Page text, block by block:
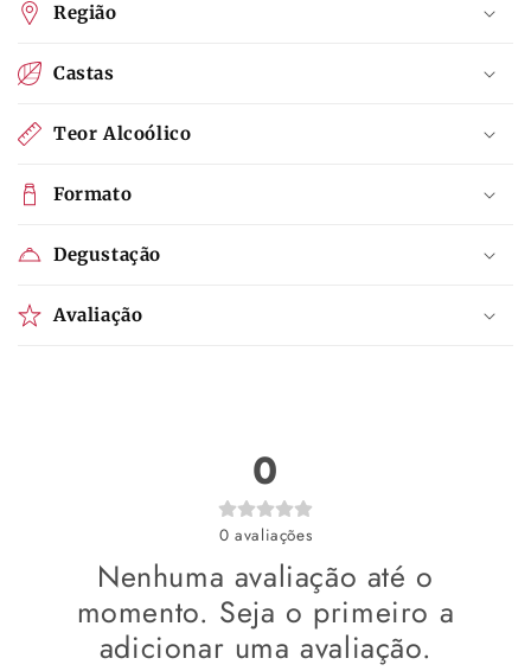
Região
Castas
Teor Alcoólico
Formato
Degustação
Avaliação
0
0 avaliações
Nenhuma avaliação até o
momento. Seja o primeiro a
adicionar uma avaliação.